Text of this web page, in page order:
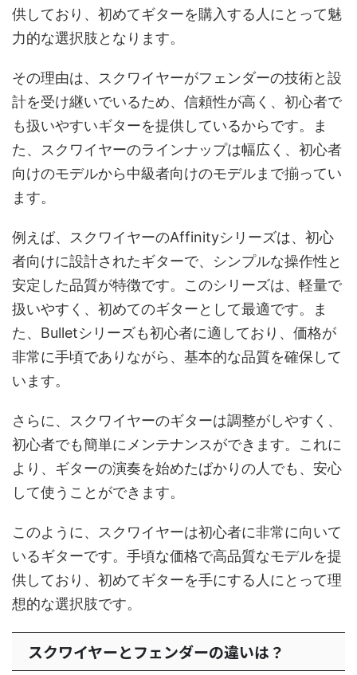
供しており、初めてギターを購入する人にとって魅
力的な選択肢となります。
その理由は、スクワイヤーがフェンダーの技術と設
計を受け継いでいるため、信頼性が高く、初心者で
も扱いやすいギターを提供しているからです。ま
た、スクワイヤーのラインナップは幅広く、初心者
向けのモデルから中級者向けのモデルまで揃ってい
ます。
例えば、スクワイヤーのAffinityシリーズは、初心
者向けに設計されたギターで、シンプルな操作性と
安定した品質が特徴です。このシリーズは、軽量で
扱いやすく、初めてのギターとして最適です。ま
た、Bulletシリーズも初心者に適しており、価格が
非常に手頃でありながら、基本的な品質を確保して
います。
さらに、スクワイヤーのギターは調整がしやすく、
初心者でも簡単にメンテナンスができます。これに
より、ギターの演奏を始めたばかりの人でも、安心
して使うことができます。
このように、スクワイヤーは初心者に非常に向いて
いるギターです。手頃な価格で高品質なモデルを提
供しており、初めてギターを手にする人にとって理
想的な選択肢です。
スクワイヤーとフェンダーの違いは？